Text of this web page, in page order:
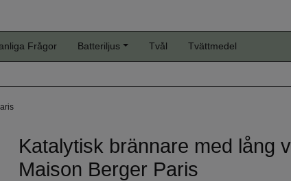
Frågor Batteriljus Tvål Tvättmedel
Katalytisk brännare med lång
Maison Berger Paris